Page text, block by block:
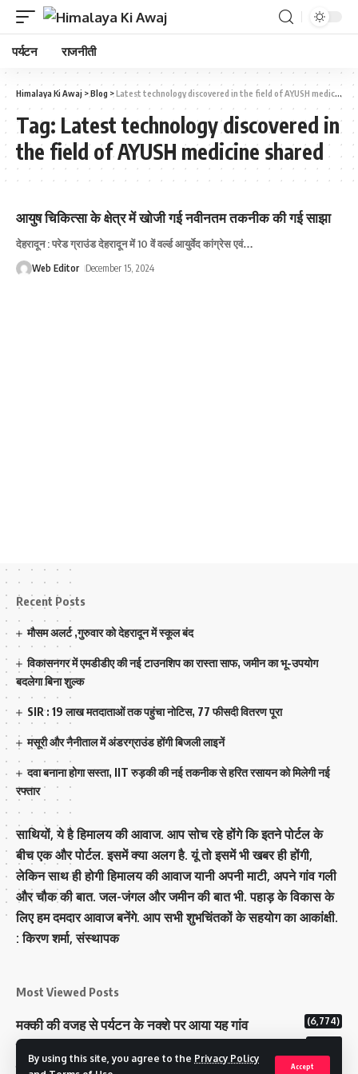
By using this site, you agree to the Privacy Policy
Accept
पर्यटन राजनीती
Himalaya Ki Awaj >Blog >Latest technology discovered in the field of AYUSH medicine shared
Tag: Latest technology discovered in
the field of AYUSH medicine shared
आयुष चिकित्सा के क्षेत्र में खोजी गई नवीनतम तकनीक की गई साझा
देहरादून : परेड ग्राउंड देहरादून में 10 वें वर्ल्ड आयुर्वेद कांग्रेस एवं…
Web Editor December 15, 2024
Recent Posts
मौसम अलर्ट ,गुरुवार को देहरादून में स्कूल बंद
विकासनगर में एमडीडीए की नई टाउनशिप का रास्ता साफ, जमीन का भू-उपयोग
बदलेगा बिना शुल्क
SIR : 19 लाख मतदाताओं तक पहुंचा नोटिस, 77 फीसदी वितरण पूरा
मसूरी और नैनीताल में अंडरग्राउंड होंगी बिजली लाइनें
दवा बनाना होगा सस्ता, IIT रुड़की की नई तकनीक से हरित रसायन को मिलेगी नई
रफ्तार
साथियों, ये है हिमालय की आवाज. आप सोच रहे होंगे कि इतने पोर्टल के
बीच एक और पोर्टल. इसमें क्या अलग है. यूं तो इसमें भी खबर ही होंगी,
लेकिन साथ ही होगी हिमालय की आवाज यानी अपनी माटी, अपने गांव गली
और चौक की बात. जल-जंगल और जमीन की बात भी. पहाड़ के विकास के
लिए हम दमदार आवाज बनेंगे. आप सभी शुभचिंतकों के सहयोग का आकांक्षी.
: किरण शर्मा, संस्‍थापक
Most Viewed Posts
मक्‍की की वजह से पर्यटन के नक्‍शे पर आया यह गांव (6,774)
राज्य में 12 पी माइनस थ्री पोलिंग स्टेशन बनाए गए
टिहरी राजपरिवार के पास 200 करोड से अधिक की संपत्ति (5,119)